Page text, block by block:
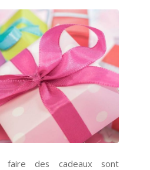
faire des cadeaux sont